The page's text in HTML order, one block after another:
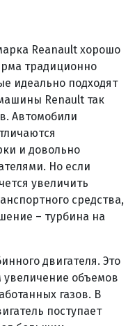
Reanault хорошо
традиционно
идеально подходят
Renault так
Автомобили
и довольно
Но если
увеличить
средства,
– турбина на
двигателя. Это
объемов
газов. В
поступает